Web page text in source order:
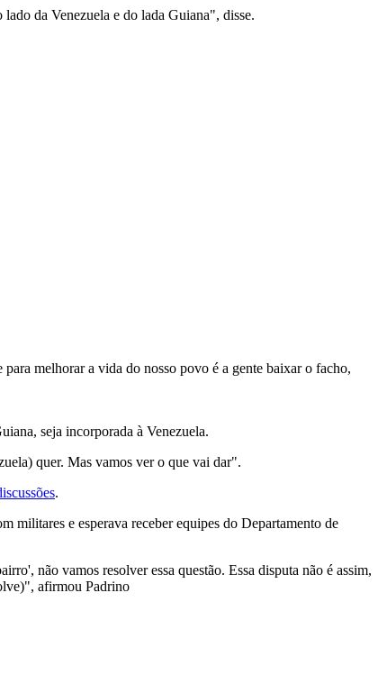
da Venezuela e do lada Guiana", disse.
melhorar a vida do nosso povo é a gente baixar o facho,
seja incorporada à Venezuela.
quer. Mas vamos ver o que vai dar".
.
militares e esperava receber equipes do Departamento de
não vamos resolver essa questão. Essa disputa não é assim,
afirmou Padrino